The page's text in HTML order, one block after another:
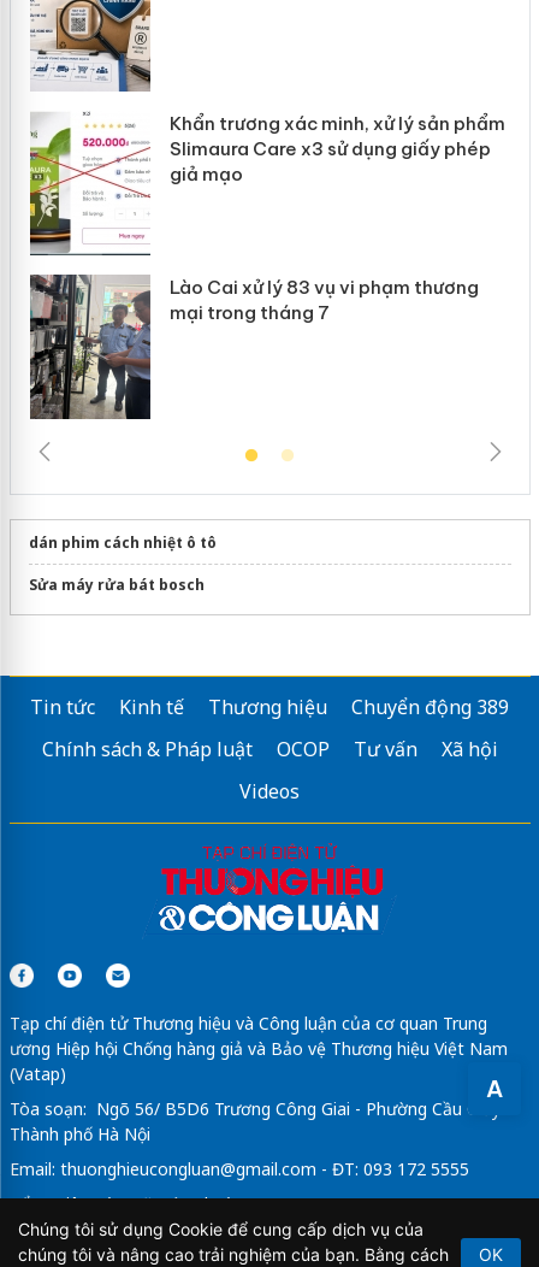
A
Khẩn trương xác minh, xử lý sản phẩm
Slimaura Care x3 sử dụng giấy phép
giả mạo
Lào Cai xử lý 83 vụ vi phạm thương
mại trong tháng 7
dán phim cách nhiệt ô tô
Sửa máy rửa bát bosch
Tin tức Kinh tế Thương hiệu
Chuyển động 389
Chính sách & Pháp luật
OCOP Tư vấn
Xã hội
Videos
Tạp chí điện tử Thương hiệu và Công luận của cơ quan Trung
ương Hiệp hội Chống hàng giả và Bảo vệ Thương hiệu Việt Nam
(Vatap)
Tòa soạn: Ngõ 56/ B5D6 Trương Công Giai - Phường Cầu Giấy -
Thành phố Hà Nội
Email: thuonghieucongluan@gmail.com - ĐT: 093 172 5555
Tổng Biên Tập: Vũ Đức Thuận
Giấy phép hoạt động báo chí điện tử số 64/GP-BTTTT do Bộ
Chúng tôi sử dụng Cookie để cung cấp dịch vụ của
chúng tôi và nâng cao trải nghiệm của bạn. Bằng cách
OK